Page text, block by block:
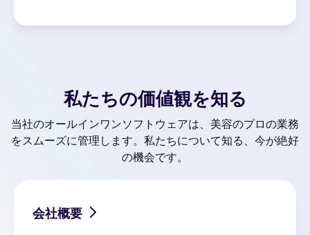
私たちの価値観を知る
当社のオールインワンソフトウェアは、美容のプロの業務
をスムーズに管理します。私たちについて知る、今が絶好
の機会です。
会社概要